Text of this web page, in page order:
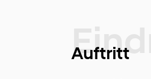
Auftritt